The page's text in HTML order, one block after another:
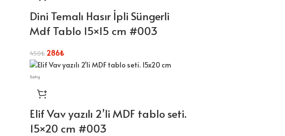
Dini Temalı Hasır İpli Süngerli
Mdf Tablo 15×15 cm #003
450₺ 286₺
Satış
Elif Vav yazılı 2’li MDF tablo seti.
15×20 cm #003